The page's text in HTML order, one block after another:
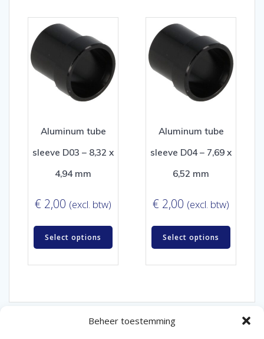
Beheer toestemming
Aluminum tube
sleeve D03 – 8,32 x
4,94 mm
€ 2,00 (excl. btw)
Select options
Aluminum tube
sleeve D04 – 7,69 x
6,52 mm
€ 2,00 (excl. btw)
Select options